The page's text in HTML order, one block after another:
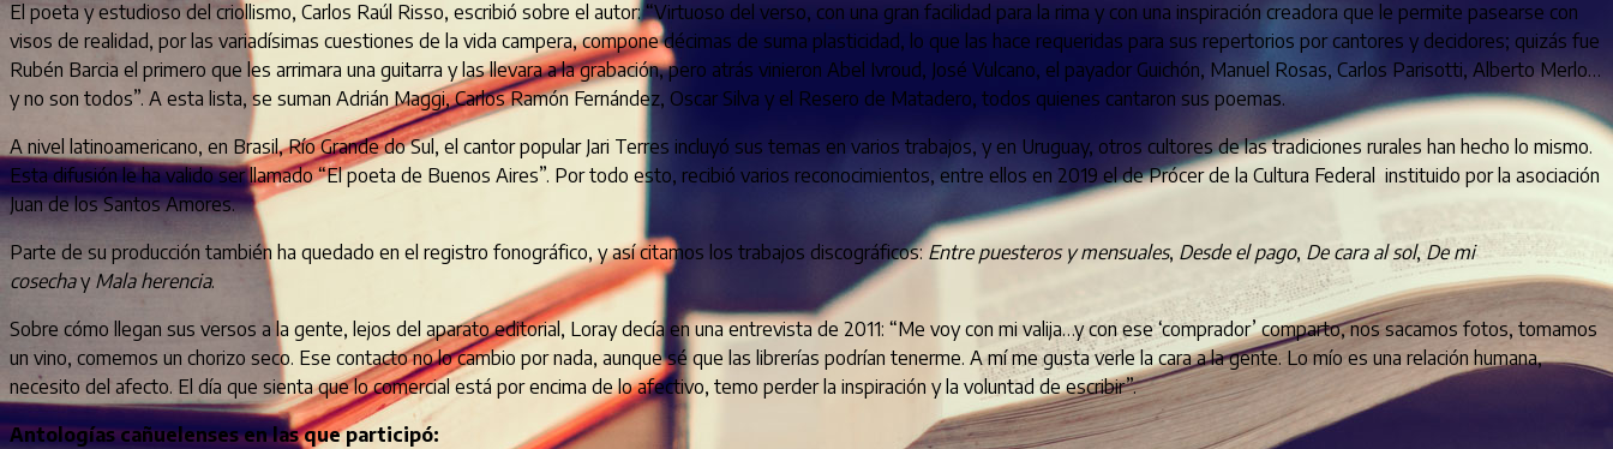
El poeta y estudioso del criollismo, Carlos Raúl Risso, escribió sobre el autor: “Virtuoso del verso, con una gran facilidad para la rima y con una inspiración creadora que le permite pasearse con
visos de realidad, por las variadísimas cuestiones de la vida campera, compone décimas de suma plasticidad, lo que las hace requeridas para sus repertorios por cantores y decidores; quizás fue
Rubén Barcia el primero que les arrimara una guitarra y las llevara a la grabación, pero atrás vinieron Abel Ivroud, José Vulcano, el payador Guichón, Manuel Rosas, Carlos Parisotti, Alberto Merlo…
y no son todos”. A esta lista, se suman Adrián Maggi, Carlos Ramón Fernández, Oscar Silva y el Resero de Matadero, todos quienes cantaron sus poemas.
A nivel latinoamericano, en Brasil, Río Grande do Sul, el cantor popular Jari Terres incluyó sus temas en varios trabajos, y en Uruguay, otros cultores de las tradiciones rurales han hecho lo mismo.
Esta difusión le ha valido ser llamado “El poeta de Buenos Aires”. Por todo esto, recibió varios reconocimientos, entre ellos en 2019 el de Prócer de la Cultura Federal instituido por la asociación
Juan de los Santos Amores.
Parte de su producción también ha quedado en el registro fonográfico, y así citamos los trabajos discográficos:Entre puesteros y mensuales, Desde el pago, De cara al sol,De mi
cosechay Mala herencia.
Sobre cómo llegan sus versos a la gente, lejos del aparato editorial, Loray decía en una entrevista de 2011: “Me voy con mi valija…y con ese ‘comprador’ comparto, nos sacamos fotos, tomamos
un vino, comemos un chorizo seco. Ese contacto no lo cambio por nada, aunque sé que las librerías podrían tenerme. A mí me gusta verle la cara a la gente. Lo mío es una relación humana,
necesito del afecto. El día que sienta que lo comercial está por encima de lo afectivo, temo perder la inspiración y la voluntad de escribir”.
Antologías cañuelenses en las que participó: